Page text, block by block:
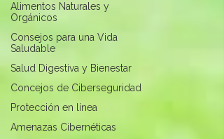
Alimentos Naturales y
Orgánicos
Consejos para una Vida
Saludable
Salud Digestiva y Bienestar
Concejos de Ciberseguridad
Protección en línea
Amenazas Cibernéticas